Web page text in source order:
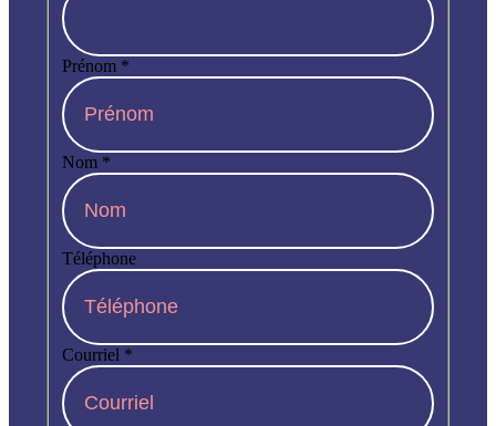
Prénom *
Nom *
Téléphone
Courriel *